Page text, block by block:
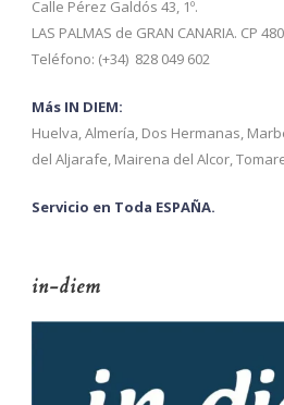
Calle Pérez Galdós 43, 1º.
LAS PALMAS de GRAN CANARIA. CP
Teléfono: (+34) 828 049 602
Más IN DIEM:
Huelva, Almería, Dos Hermanas,
del Aljarafe, Mairena del Alcor,
Servicio en Toda ESPAÑA.
in-diem